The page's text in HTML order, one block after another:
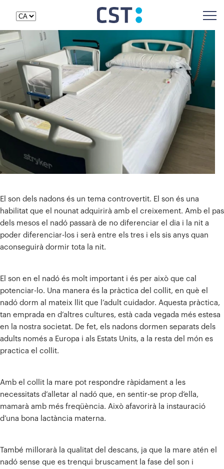
El son dels nadons és un tema controvertit. El son és una
habilitat que el nounat adquirirà amb el creixement. Amb el pas
dels mesos el nadó passarà de no diferenciar el dia i la nit a
poder diferenciar-los i serà entre els tres i els sis anys quan
aconseguirà dormir tota la nit.
El son en el nadó és molt important i és per això que cal
potenciar-lo. Una manera és la pràctica del collit, en què el
nadó dorm al mateix llit que l’adult cuidador. Aquesta pràctica,
tan emprada en d’altres cultures, està cada vegada més estesa
en la nostra societat. De fet, els nadons dormen separats dels
adults només a Europa i als Estats Units, a la resta del món es
practica el collit.
Amb el collit la mare pot respondre ràpidament a les
necessitats d’alletar al nadó que, en sentir-se prop d’ella,
mamarà amb més freqüència. Això afavorirà la instauració
d’una bona lactància materna.
També millorarà la qualitat del descans, ja que la mare atén el
nadó sense que es trenqui bruscament la fase del son i